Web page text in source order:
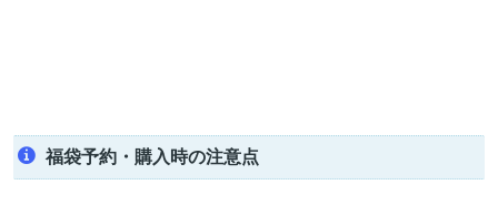
福袋予約・購入時の注意点